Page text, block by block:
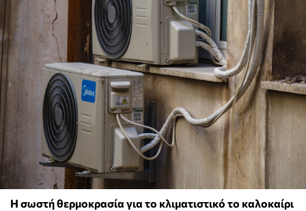
Η σωστή θερμοκρασία για το κλιματιστικό το καλοκαίρι